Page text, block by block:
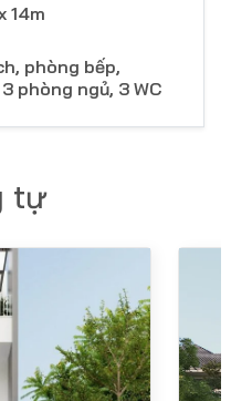
14m
phòng bếp,
phòng ngủ, 3 WC
tự